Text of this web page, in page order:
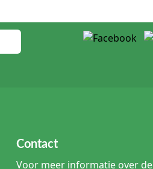
Contact
Voor meer informatie over de